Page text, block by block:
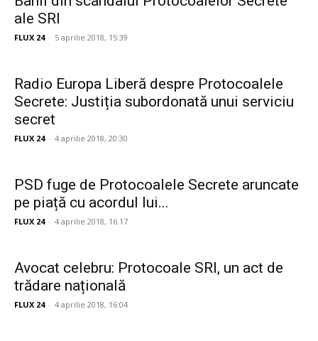
ale SRI
FLUX 24 - 5 aprilie 2018, 15:39
Radio Europa Liberă despre Protocoalele
Secrete: Justiția subordonată unui serviciu
secret
FLUX 24 - 4 aprilie 2018, 20:30
PSD fuge de Protocoalele Secrete aruncate
pe piață cu acordul lui...
FLUX 24 - 4 aprilie 2018, 16:17
Avocat celebru: Protocoale SRI, un act de
trădare națională
FLUX 24 - 4 aprilie 2018, 16:04